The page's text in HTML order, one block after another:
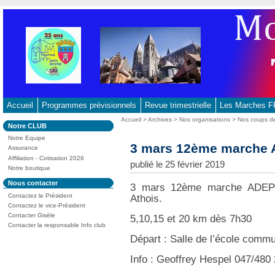
contenu
principal
-
Aller
à
la
recherche
Accueil Programmes prévisionnels Revue trimestrielle Les Marches
Dans
la
rubrique
:
Notre CLUB
Notre Equipe
Assurance
Affiliation - Cotisation 2026
Notre boutique
Dans
la
rubrique
:
Nous contacter
Contactez le Président
Contactez le vice-Président
Contacter Gisèle
Contacter la responsable Info club
Vous
Accueil >Archives >Nos organisations >Nos coups
3 mars 12ème marche
publié le 25 février 2019
3 mars 12ème marche
Athois.
5,10,15 et 20 km dès 7h30
Départ : Salle de l’école
Info : Geoffrey Hespel 047/480